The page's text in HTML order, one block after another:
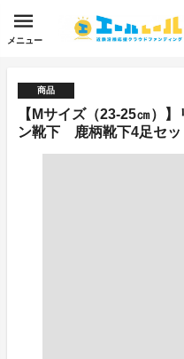
メニュー
商品
【Mサイズ（23-25㎝）
ン靴下 鹿柄靴下4足セッ